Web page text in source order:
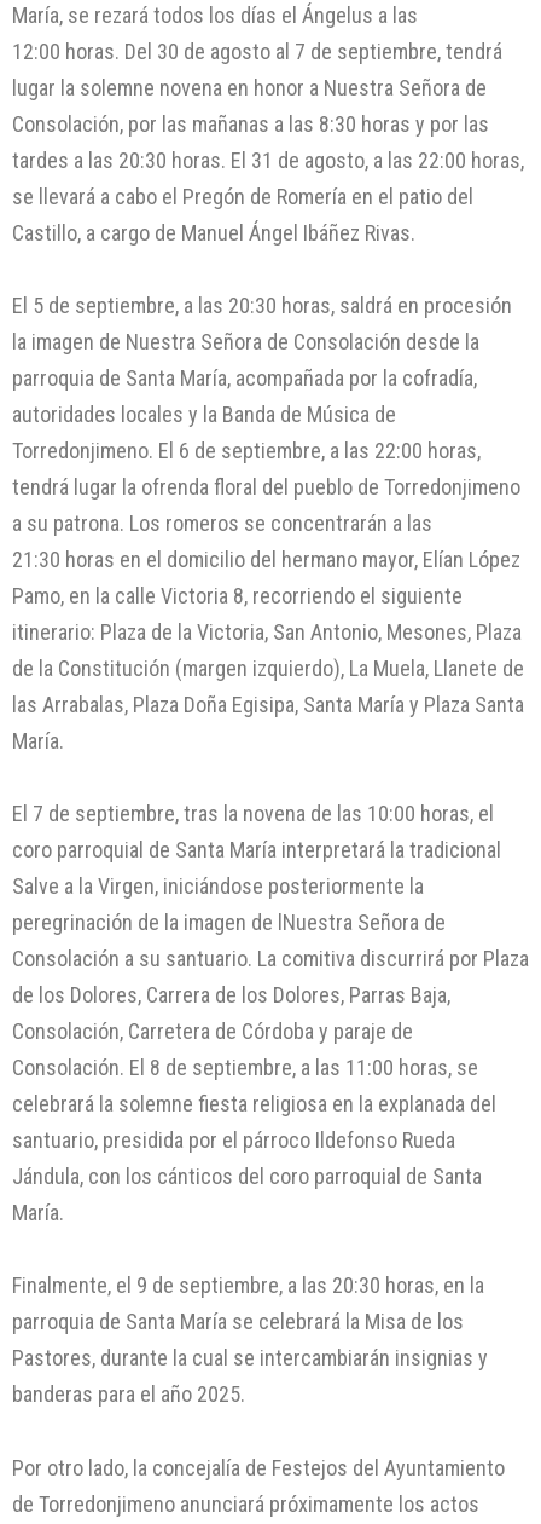
María, se rezará todos los días el Ángelus a las
12:00 horas. Del 30 de agosto al 7 de septiembre, tendrá
lugar la solemne novena en honor a Nuestra Señora de
Consolación, por las mañanas a las 8:30 horas y por las
tardes a las 20:30 horas. El 31 de agosto, a las 22:00 horas,
se llevará a cabo el Pregón de Romería en el patio del
Castillo, a cargo de Manuel Ángel Ibáñez Rivas.
El 5 de septiembre, a las 20:30 horas, saldrá en procesión
la imagen de Nuestra Señora de Consolación desde la
parroquia de Santa María, acompañada por la cofradía,
autoridades locales y la Banda de Música de
Torredonjimeno. El 6 de septiembre, a las 22:00 horas,
tendrá lugar la ofrenda floral del pueblo de Torredonjimeno
a su patrona. Los romeros se concentrarán a las
21:30 horas en el domicilio del hermano mayor, Elían López
Pamo, en la calle Victoria 8, recorriendo el siguiente
itinerario: Plaza de la Victoria, San Antonio, Mesones, Plaza
de la Constitución (margen izquierdo), La Muela, Llanete de
las Arrabalas, Plaza Doña Egisipa, Santa María y Plaza Santa
María.
El 7 de septiembre, tras la novena de las 10:00 horas, el
coro parroquial de Santa María interpretará la tradicional
Salve a la Virgen, iniciándose posteriormente la
peregrinación de la imagen de lNuestra Señora de
Consolación a su santuario. La comitiva discurrirá por Plaza
de los Dolores, Carrera de los Dolores, Parras Baja,
Consolación, Carretera de Córdoba y paraje de
Consolación. El 8 de septiembre, a las 11:00 horas, se
celebrará la solemne fiesta religiosa en la explanada del
santuario, presidida por el párroco Ildefonso Rueda
Jándula, con los cánticos del coro parroquial de Santa
María.
Finalmente, el 9 de septiembre, a las 20:30 horas, en la
parroquia de Santa María se celebrará la Misa de los
Pastores, durante la cual se intercambiarán insignias y
banderas para el año 2025.
Por otro lado, la concejalía de Festejos del Ayuntamiento
de Torredonjimeno anunciará próximamente los actos